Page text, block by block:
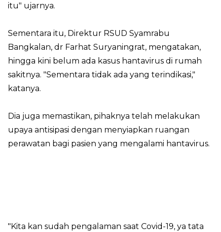
itu" ujarnya.
Sementara itu, Direktur RSUD Syamrabu
Bangkalan, dr Farhat Suryaningrat, mengatakan,
hingga kini belum ada kasus hantavirus di rumah
sakitnya. "Sementara tidak ada yang terindikasi,"
katanya.
Dia juga memastikan, pihaknya telah melakukan
upaya antisipasi dengan menyiapkan ruangan
perawatan bagi pasien yang mengalami hantavirus.
"Kita kan sudah pengalaman saat Covid-19, ya tata